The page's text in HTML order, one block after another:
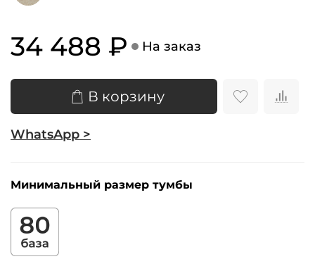
34 488 ₽ На заказ
В корзину
WhatsApp >
Минимальный размер тумбы